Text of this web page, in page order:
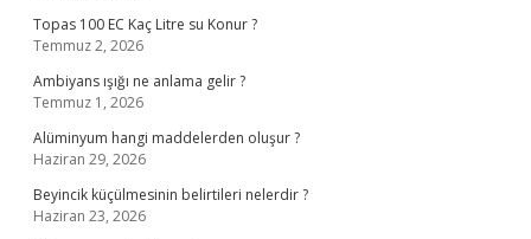
Topas 100 EC Kaç Litre su Konur ?
Temmuz 2, 2026
Ambiyans ışığı ne anlama gelir ?
Temmuz 1, 2026
Alüminyum hangi maddelerden oluşur ?
Haziran 29, 2026
Beyincik küçülmesinin belirtileri nelerdir ?
Haziran 23, 2026